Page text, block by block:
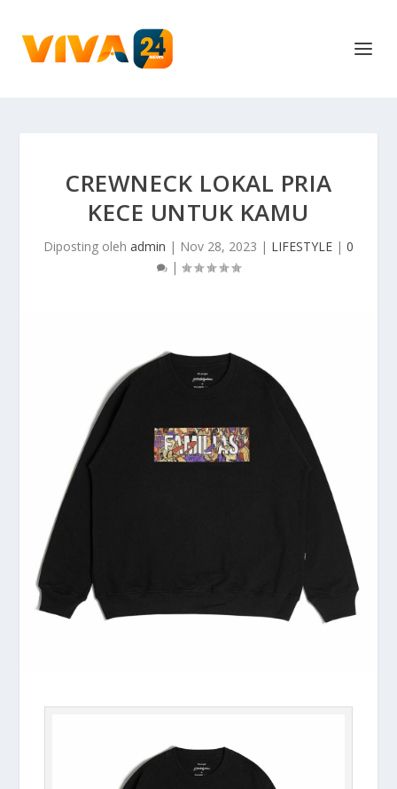
CREWNECK LOKAL PRIA
KECE UNTUK KAMU
Diposting oleh admin | Nov 28, 2023 | LIFESTYLE | 0
|